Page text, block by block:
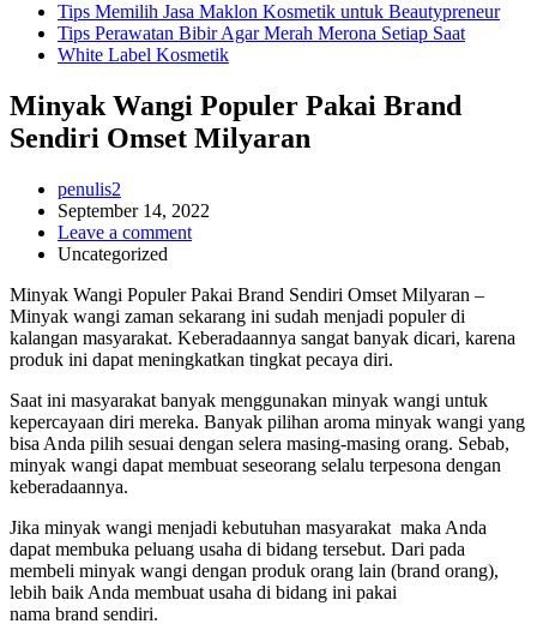
Tips Memilih Jasa Maklon Kosmetik untuk Beautypreneur
Tips Perawatan Bibir Agar Merah Merona Setiap Saat
White Label Kosmetik
Minyak Wangi Populer Pakai Brand
Sendiri Omset Milyaran
penulis2
September 14, 2022
Leave a comment
Uncategorized
Minyak Wangi Populer Pakai Brand Sendiri Omset Milyaran –
Minyak wangi zaman sekarang ini sudah menjadi populer di
kalangan masyarakat. Keberadaannya sangat banyak dicari, karena
produk ini dapat meningkatkan tingkat pecaya diri.
Saat ini masyarakat banyak menggunakan minyak wangi untuk
kepercayaan diri mereka. Banyak pilihan aroma minyak wangi yang
bisa Anda pilih sesuai dengan selera masing-masing orang. Sebab,
minyak wangi dapat membuat seseorang selalu terpesona dengan
keberadaannya.
Jika minyak wangi menjadi kebutuhan masyarakat maka Anda
dapat membuka peluang usaha di bidang tersebut. Dari pada
membeli minyak wangi dengan produk orang lain (brand orang),
lebih baik Anda membuat usaha di bidang ini pakai
nama brand sendiri.